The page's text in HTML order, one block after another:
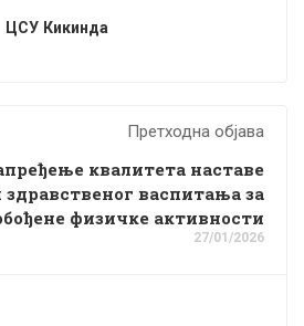
ЦСУ Кикинда
Претходна објава
квалитета наставе
васпитања за
физичке активности
27/01/2026